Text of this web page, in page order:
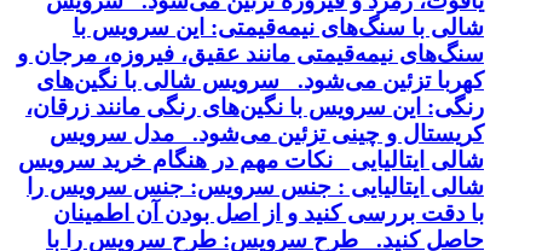
شالی با سنگ‌های نیمه‌قیمتی: این سرویس با
سنگ‌های نیمه‌قیمتی مانند عقیق، فیروزه، مرجان و
کهربا تزئین می‌شود. سرویس شالی با نگین‌های
رنگی: این سرویس با نگین‌های رنگی مانند زرقان،
کریستال و چینی تزئین می‌شود. مدل سرویس
شالی ایتالیایی نکات مهم در هنگام خرید سرویس
شالی ایتالیایی : جنس سرویس: جنس سرویس را
با دقت بررسی کنید و از اصل بودن آن اطمینان
حاصل کنید. طرح سرویس: طرح سرویس را با